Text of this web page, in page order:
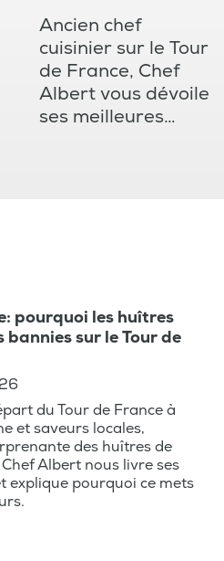
Ancien chef
cuisinier sur le Tour
de France, Chef
Albert vous dévoile
ses meilleures
gastronomiques
des régions dans
fera étape ainsi
que les meilleures
astuces du chef.
Ce podcast
pourquoi les huîtres
bannies sur le Tour de
du Tour de France à
et saveurs locales,
des huîtres de
Albert nous livre ses
explique pourquoi ce mets